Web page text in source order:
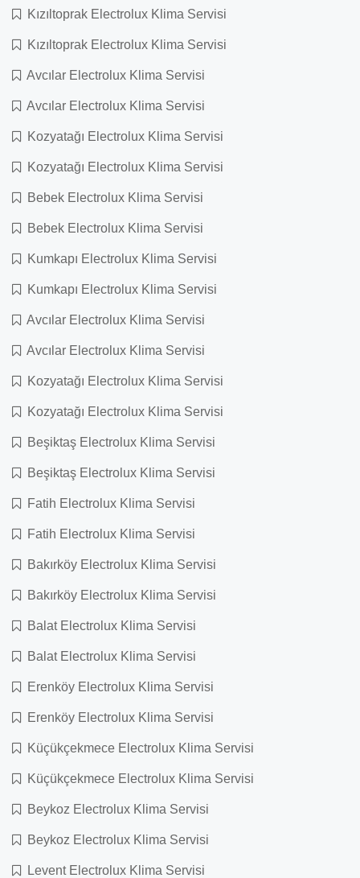
Kızıltoprak Electrolux Klima Servisi
Kızıltoprak Electrolux Klima Servisi
Avcılar Electrolux Klima Servisi
Avcılar Electrolux Klima Servisi
Kozyatağı Electrolux Klima Servisi
Kozyatağı Electrolux Klima Servisi
Bebek Electrolux Klima Servisi
Bebek Electrolux Klima Servisi
Kumkapı Electrolux Klima Servisi
Kumkapı Electrolux Klima Servisi
Avcılar Electrolux Klima Servisi
Avcılar Electrolux Klima Servisi
Kozyatağı Electrolux Klima Servisi
Kozyatağı Electrolux Klima Servisi
Beşiktaş Electrolux Klima Servisi
Beşiktaş Electrolux Klima Servisi
Fatih Electrolux Klima Servisi
Fatih Electrolux Klima Servisi
Bakırköy Electrolux Klima Servisi
Bakırköy Electrolux Klima Servisi
Balat Electrolux Klima Servisi
Balat Electrolux Klima Servisi
Erenköy Electrolux Klima Servisi
Erenköy Electrolux Klima Servisi
Küçükçekmece Electrolux Klima Servisi
Küçükçekmece Electrolux Klima Servisi
Beykoz Electrolux Klima Servisi
Beykoz Electrolux Klima Servisi
Levent Electrolux Klima Servisi